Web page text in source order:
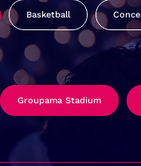
Basketball
Groupama Stadium